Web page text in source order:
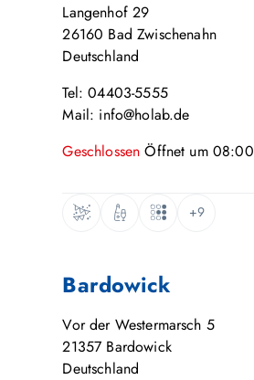
Langenhof 29
26160 Bad Zwischenahn
Deutschland
Tel: 04403-5555
Mail: info@holab.de
GeschlossenÖffnet um 08:00
+9
Bardowick
Vor der Westermarsch 5
21357 Bardowick
Deutschland